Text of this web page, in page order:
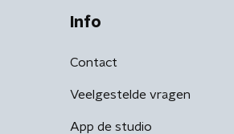
Info
Contact
Veelgestelde vragen
App de studio